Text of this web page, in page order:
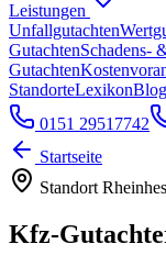
Leistungen
Unfallgutachten
GutachtenSchadens-
Gutachten
StandorteLexikonBlog
0151 29517742
Startseite
Standort
Kfz-